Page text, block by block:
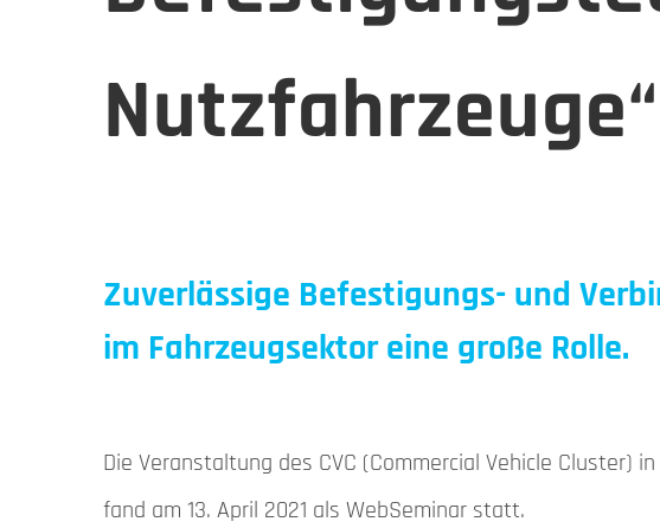
Nutzfahrzeuge“
Zuverlässige Befestigungs- und
im Fahrzeugsektor eine große Rolle.
Die Veranstaltung des CVC (Commercial Vehicle Cluster)
fand am 13. April 2021 als WebSeminar statt.
Veranstaltungsunterlagen
Newsletter